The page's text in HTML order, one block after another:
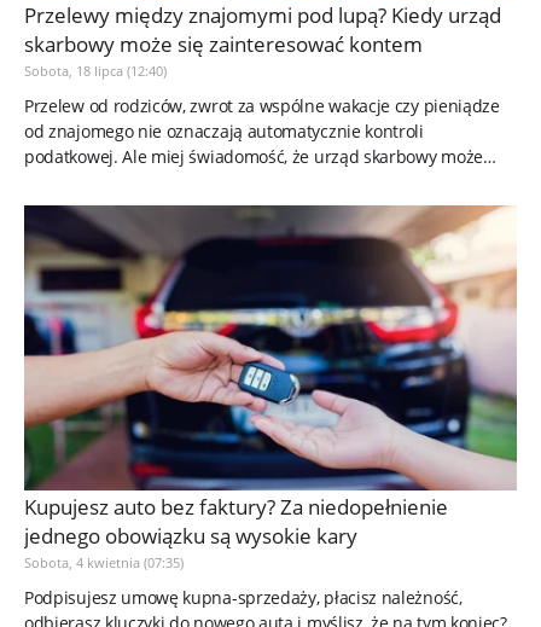
Przelewy między znajomymi pod lupą? Kiedy urząd
skarbowy może się zainteresować kontem
Sobota, 18 lipca (12:40)
Przelew od rodziców, zwrot za wspólne wakacje czy pieniądze
od znajomego nie oznaczają automatycznie kontroli
podatkowej. Ale miej świadomość, że urząd skarbowy może
Kupujesz auto bez faktury? Za niedopełnienie
jednego obowiązku są wysokie kary
Sobota, 4 kwietnia (07:35)
Podpisujesz umowę kupna-sprzedaży, płacisz należność,